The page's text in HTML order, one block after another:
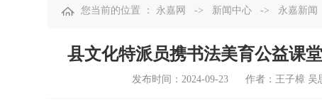
您当前的位置 ： 永嘉网 -> 新闻中心 -> 永嘉新闻
县文化特派员携书法美育公益课
发布时间： 2024-09-23 作者：王子樟 吴